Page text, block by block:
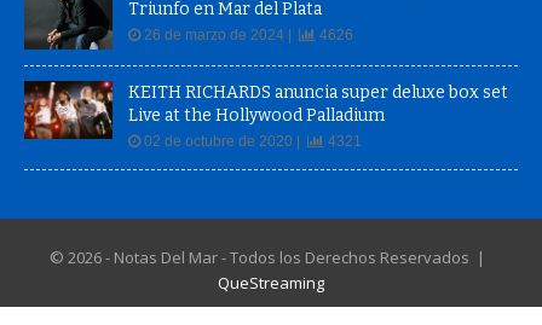
Triunfo en Mar del Plata
26 de marzo de 2024 | 4626
KEITH RICHARDS anuncia super deluxe box set
Live at the Hollywood Palladium
02 de octubre de 2020 | 4321
© 2026 - Notas Del Mar - Todos los Derechos Reservados |
QueStreaming